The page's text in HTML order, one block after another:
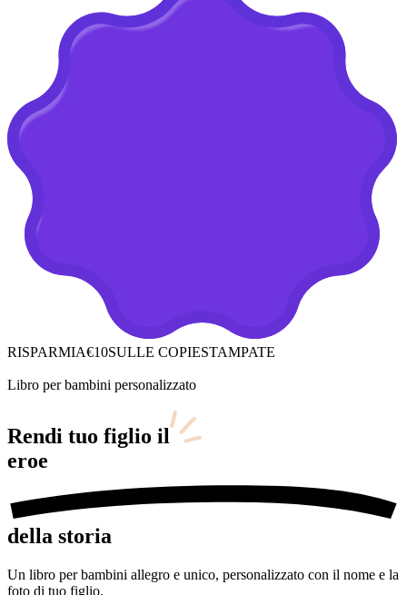
RISPARMIA€10SULLE COPIESTAMPATE
Libro per bambini personalizzato
Rendi tuo figlio il
eroe
della storia
Un libro per bambini allegro e unico, personalizzato con il nome e la
foto di tuo figlio.